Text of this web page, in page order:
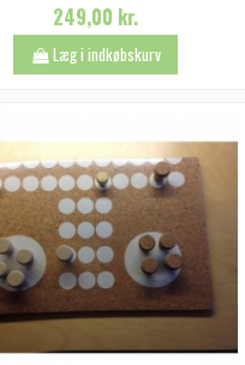
249,00 kr.
Læg i indkøbskurv